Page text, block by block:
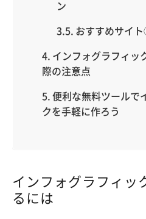
ン
おすすめサイ
インフォグラフィッ
際の注意点
便利な無料ツールで
クを手軽に作ろう
インフォグラフィッ
るには